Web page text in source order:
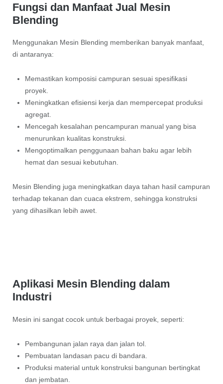
Fungsi dan Manfaat Jual Mesin
Blending
Menggunakan Mesin Blending memberikan banyak manfaat,
di antaranya:
Memastikan komposisi campuran sesuai spesifikasi
proyek.
Meningkatkan efisiensi kerja dan mempercepat produksi
agregat.
Mencegah kesalahan pencampuran manual yang bisa
menurunkan kualitas konstruksi.
Mengoptimalkan penggunaan bahan baku agar lebih
hemat dan sesuai kebutuhan.
Mesin Blending juga meningkatkan daya tahan hasil campuran
terhadap tekanan dan cuaca ekstrem, sehingga konstruksi
yang dihasilkan lebih awet.
Aplikasi Mesin Blending dalam
Industri
Mesin ini sangat cocok untuk berbagai proyek, seperti:
Pembangunan jalan raya dan jalan tol.
Pembuatan landasan pacu di bandara.
Produksi material untuk konstruksi bangunan bertingkat
dan jembatan.